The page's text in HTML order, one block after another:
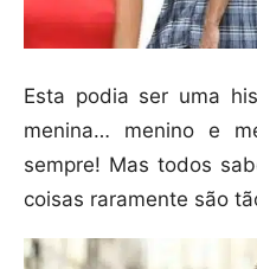
Esta podia ser uma
menina… menino e
sempre! Mas todos
coisas raramente são